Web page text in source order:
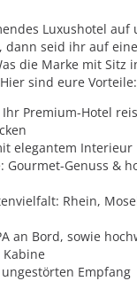
Luxushotel auf
dann seid ihr auf
die Marke mit Sitz
sind eure Vorteile:
Premium-Hotel
elegantem Interieur
Gourmet-Genuss &
Rhein,
an Bord, sowie
Kabine
ungestörten Empfang